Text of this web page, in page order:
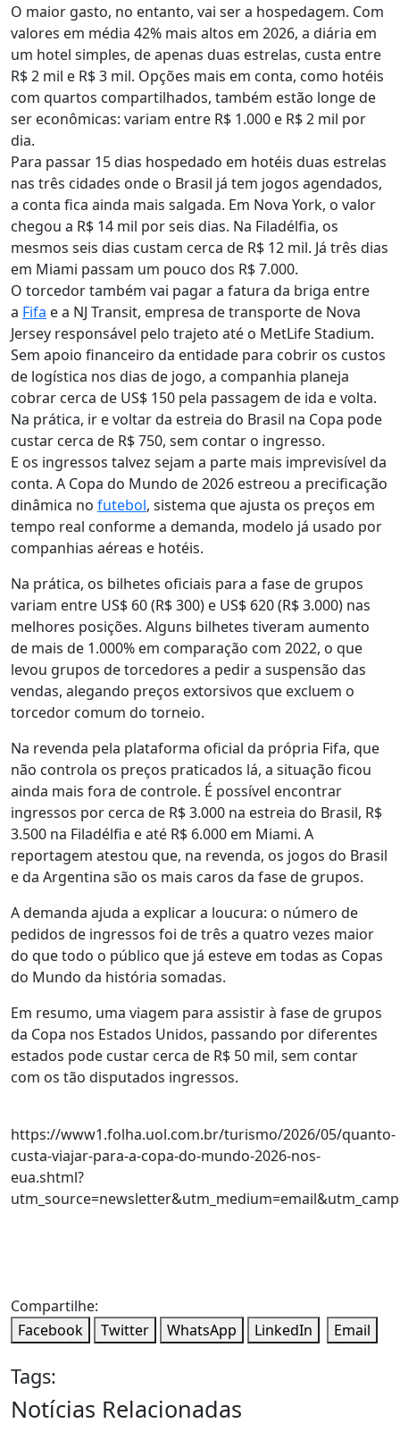
O maior gasto, no entanto, vai ser a hospedagem. Com
valores em média 42% mais altos em 2026, a diária em
um hotel simples, de apenas duas estrelas, custa entre
R$ 2 mil e R$ 3 mil. Opções mais em conta, como hotéis
com quartos compartilhados, também estão longe de
ser econômicas: variam entre R$ 1.000 e R$ 2 mil por
dia.
Para passar 15 dias hospedado em hotéis duas estrelas
nas três cidades onde o Brasil já tem jogos agendados,
a conta fica ainda mais salgada. Em Nova York, o valor
chegou a R$ 14 mil por seis dias. Na Filadélfia, os
mesmos seis dias custam cerca de R$ 12 mil. Já três dias
em Miami passam um pouco dos R$ 7.000.
O torcedor também vai pagar a fatura da briga entre
a Fifa e a NJ Transit, empresa de transporte de Nova
Jersey responsável pelo trajeto até o MetLife Stadium.
Sem apoio financeiro da entidade para cobrir os custos
de logística nos dias de jogo, a companhia planeja
cobrar cerca de US$ 150 pela passagem de ida e volta.
Na prática, ir e voltar da estreia do Brasil na Copa pode
custar cerca de R$ 750, sem contar o ingresso.
E os ingressos talvez sejam a parte mais imprevisível da
conta. A Copa do Mundo de 2026 estreou a precificação
dinâmica no futebol, sistema que ajusta os preços em
tempo real conforme a demanda, modelo já usado por
companhias aéreas e hotéis.
Na prática, os bilhetes oficiais para a fase de grupos
variam entre US$ 60 (R$ 300) e US$ 620 (R$ 3.000) nas
melhores posições. Alguns bilhetes tiveram aumento
de mais de 1.000% em comparação com 2022, o que
levou grupos de torcedores a pedir a suspensão das
vendas, alegando preços extorsivos que excluem o
torcedor comum do torneio.
Na revenda pela plataforma oficial da própria Fifa, que
não controla os preços praticados lá, a situação ficou
ainda mais fora de controle. É possível encontrar
ingressos por cerca de R$ 3.000 na estreia do Brasil, R$
3.500 na Filadélfia e até R$ 6.000 em Miami. A
reportagem atestou que, na revenda, os jogos do Brasil
e da Argentina são os mais caros da fase de grupos.
A demanda ajuda a explicar a loucura: o número de
pedidos de ingressos foi de três a quatro vezes maior
do que todo o público que já esteve em todas as Copas
do Mundo da história somadas.
Em resumo, uma viagem para assistir à fase de grupos
da Copa nos Estados Unidos, passando por diferentes
estados pode custar cerca de R$ 50 mil, sem contar
com os tão disputados ingressos.
https://www1.folha.uol.com.br/turismo/2026/05/quanto-
custa-viajar-para-a-copa-do-mundo-2026-nos-
eua.shtml?
Compartilhe:
Facebook
Twitter WhatsApp LinkedIn Email
Tags:
Notícias Relacionadas